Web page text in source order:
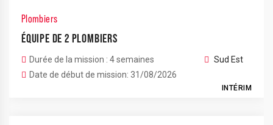
Plombiers
ÉQUIPE DE 2 PLOMBIERS
Durée de la mission : 4 semaines
Date de début de mission: 31/08/2026
Sud Est
INTÉRIM